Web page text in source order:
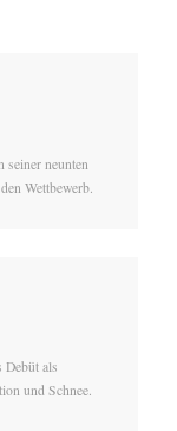
seiner neunten
Wettbewerb.
Debüt als
und Schnee.